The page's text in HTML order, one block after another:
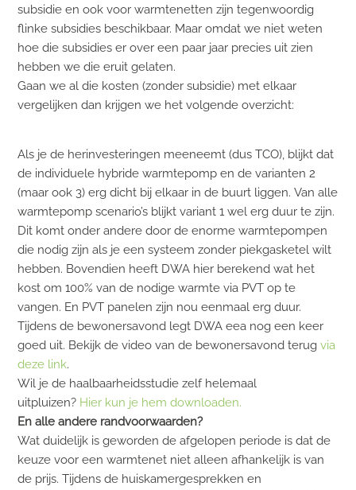
subsidie en ook voor warmtenetten zijn tegenwoordig
flinke subsidies beschikbaar. Maar omdat we niet weten
hoe die subsidies er over een paar jaar precies uit zien
hebben we die eruit gelaten.
Gaan we al die kosten (zonder subsidie) met elkaar
vergelijken dan krijgen we het volgende overzicht:
Als je de herinvesteringen meeneemt (dus TCO), blijkt dat
de individuele hybride warmtepomp en de varianten 2
(maar ook 3) erg dicht bij elkaar in de buurt liggen. Van alle
warmtepomp scenario’s blijkt variant 1 wel erg duur te zijn.
Dit komt onder andere door de enorme warmtepompen
die nodig zijn als je een systeem zonder piekgasketel wilt
hebben. Bovendien heeft DWA hier berekend wat het
kost om 100% van de nodige warmte via PVT op te
vangen. En PVT panelen zijn nou eenmaal erg duur.
Tijdens de bewonersavond legt DWA eea nog een keer
goed uit. Bekijk de video van de bewonersavond terugvia
deze link.
Wil je de haalbaarheidsstudie zelf helemaal
uitpluizen? Hier kun je hem downloaden.
En alle andere randvoorwaarden?
Wat duidelijk is geworden de afgelopen periode is dat de
keuze voor een warmtenet niet alleen afhankelijk is van
de prijs. Tijdens de huiskamergesprekken en